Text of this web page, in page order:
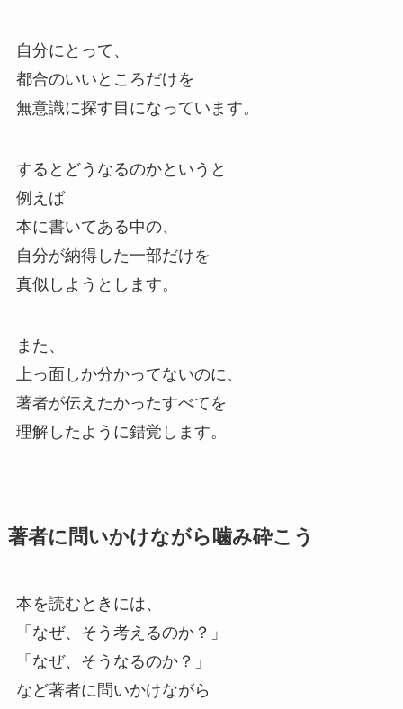
自分にとって、
都合のいいところだけを
無意識に探す目になっています。
するとどうなるのかというと
例えば
本に書いてある中の、
自分が納得した一部だけを
真似しようとします。
また、
上っ面しか分かってないのに、
著者が伝えたかったすべてを
理解したように錯覚します。
著者に問いかけながら噛み砕こう
本を読むときには、
「なぜ、そう考えるのか？」
「なぜ、そうなるのか？」
など著者に問いかけながら